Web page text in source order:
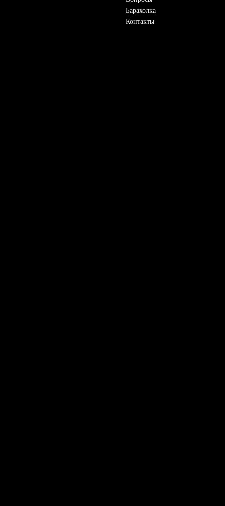
Барахолка
Контакты